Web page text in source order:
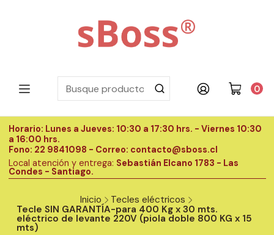
0
Horario: Lunes a Jueves: 10:30 a 17:30 hrs. - Viernes 10:30
a 16:00 hrs.
Fono: 22 9841098 - Correo: contacto@sboss.cl
Local atención y entrega: Sebastián Elcano 1783 - Las
Condes - Santiago.
Inicio
Tecles eléctricos
Tecle SIN GARANTÍA-para 400 Kg x 30 mts.
eléctrico de levante 220V (piola doble 800 KG x 15
mts)